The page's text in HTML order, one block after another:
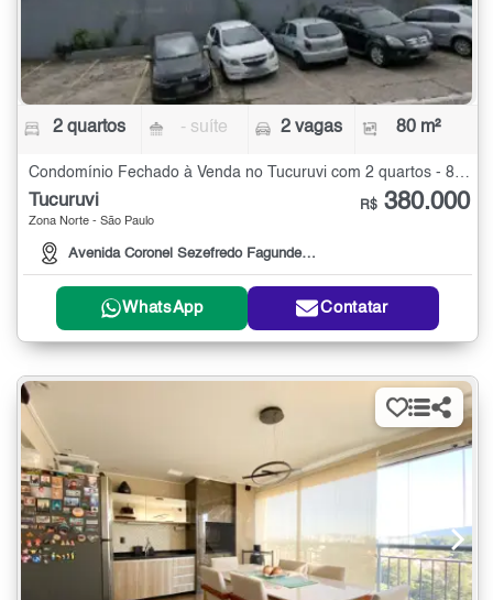
2 quartos - suíte 2 vagas 80 m²
Tucuruvi
Zona Norte - São Paulo
Avenida Coronel Sezefredo Fagundes, 4234
R$ 380.000
WhatsApp Contatar